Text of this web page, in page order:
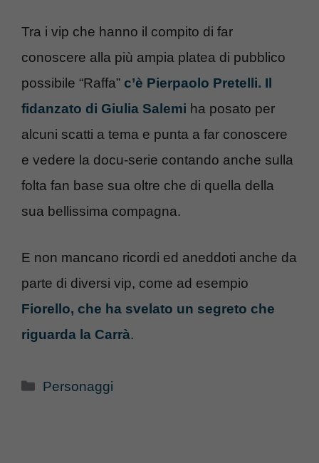
Tra i vip che hanno il compito di far
conoscere alla più ampia platea di pubblico
possibile “Raffa” c’è Pierpaolo Pretelli. Il
fidanzato di Giulia Salemi ha posato per
alcuni scatti a tema e punta a far conoscere
e vedere la docu-serie contando anche sulla
folta fan base sua oltre che di quella della
sua bellissima compagna.
E non mancano ricordi ed aneddoti anche da
parte di diversi vip, come ad esempio
Fiorello, che ha svelato un segreto che
riguarda la Carrà.
Categorie
Personaggi